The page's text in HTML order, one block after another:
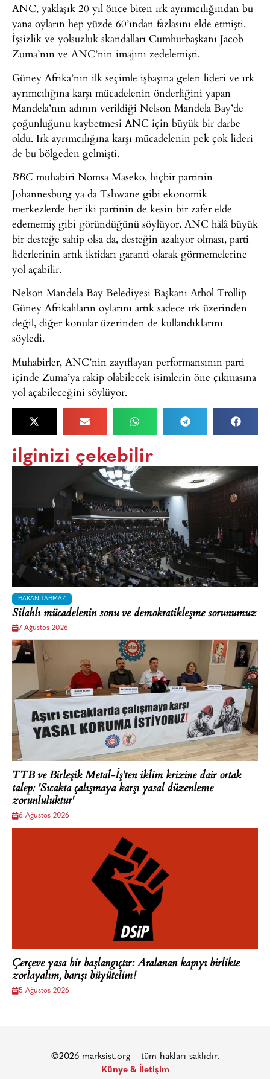
ANC, yaklaşık 20 yıl önce biten ırk ayrımcılığından bu
yana oyların hep yüzde 60’ından fazlasını elde etmişti.
İşsizlik ve yolsuzluk skandalları Cumhurbaşkanı Jacob
Zuma’nın ve ANC’nin imajını zedelemişti.
Güney Afrika’nın ilk seçimle işbaşına gelen lideri ve ırk
ayrımcılığına karşı mücadelenin önderliğini yapan
Mandela’nın adının verildiği Nelson Mandela Bay’de
çoğunluğunu kaybetmesi ANC için büyük bir darbe
oldu. Irk ayrımcılığına karşı mücadelenin pek çok lideri
de bu bölgeden gelmişti.
BBC muhabiri Nomsa Maseko, hiçbir partinin
Johannesburg ya da Tshwane gibi ekonomik
merkezlerde her iki partinin de kesin bir zafer elde
edememiş gibi göründüğünü söylüyor. ANC hâlâ büyük
bir desteğe sahip olsa da, desteğin azalıyor olması, parti
liderlerinin artık iktidarı garanti olarak görmemelerine
yol açabilir.
Nelson Mandela Bay Belediyesi Başkanı Athol Trollip
Güney Afrikalıların oylarını artık sadece ırk üzerinden
değil, diğer konular üzerinden de kullandıklarını
söyledi.
Muhabirler, ANC’nin zayıflayan performansının parti
içinde Zuma’ya rakip olabilecek isimlerin öne çıkmasına
yol açabileceğini söylüyor.
ilginizi çekebilir
HAKAN TAHMAZ
Silahlı mücadelenin sonu ve demokratikleşme sorunumuz
7 Ağustos 2026
TTB ve Birleşik Metal-İş'ten iklim krizine dair ortak
talep: 'Sıcakta çalışmaya karşı yasal düzenleme
zorunluluktur'
6 Ağustos 2026
Çerçeve yasa bir başlangıçtır: Aralanan kapıyı birlikte
zorlayalım, barışı büyütelim!
5 Ağustos 2026
©2026 marksist.org – tüm hakları saklıdır.
Künye & İletişim